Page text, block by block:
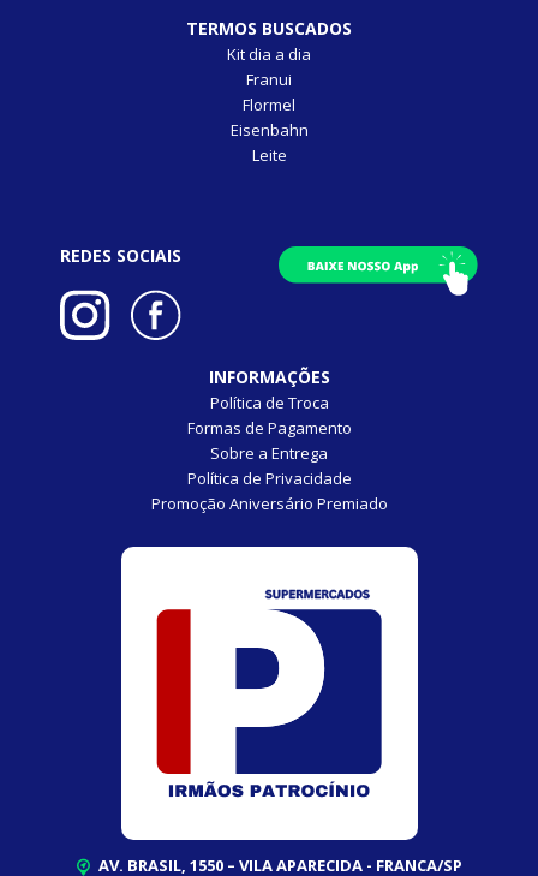
TERMOS BUSCADOS
Kit dia a dia
Franui
Flormel
Eisenbahn
Leite
REDES SOCIAIS
INFORMAÇÕES
Política de Troca
Formas de Pagamento
Sobre a Entrega
Política de Privacidade
Promoção Aniversário Premiado
AV. BRASIL, 1550 – VILA APARECIDA - FRANCA/SP